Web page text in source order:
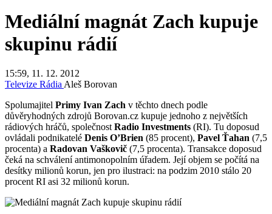
Mediální magnát Zach kupuje
skupinu rádií
15:59, 11. 12. 2012
Televize RádiaAleš Borovan
Spolumajitel Primy Ivan Zach v těchto dnech podle
důvěryhodných zdrojů Borovan.cz kupuje jednoho z největších
rádiových hráčů, společnostRadio Investments (RI). Tu doposud
ovládali podnikatelé Denis O’Brien (85 procent), Pavel Ťahan (7,5
procenta) a Radovan Vaškovič (7,5 procenta). Transakce doposud
čeká na schválení antimonopolním úřadem. Její objem se počítá na
desítky milionů korun, jen pro ilustraci: na podzim 2010 stálo 20
procent RI asi 32 milionů korun.